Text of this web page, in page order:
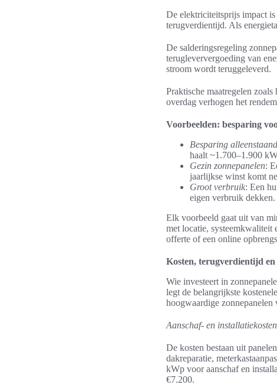
De elektriciteitsprijs impact
terugverdientijd. Als
De salderingsregeling
terugleververgoeding van
stroom wordt teruggeleverd.
Praktische maatregelen
overdag verhogen het
Voorbeelden: besparing
Besparing
haalt ~1.700–1.900
Gezin zonnepanelen:
jaarlijkse winst komt
Groot verbruik: Een
eigen verbruik
Elk voorbeeld gaat uit van
met locatie, systeemkwaliteit
offerte of een online
Kosten, terugverdientijd
Wie investeert in
legt de belangrijkste
hoogwaardige zonnepanelen
Aanschaf- en
De kosten bestaan uit
dakreparatie,
kWp voor aanschaf en
€7.200.